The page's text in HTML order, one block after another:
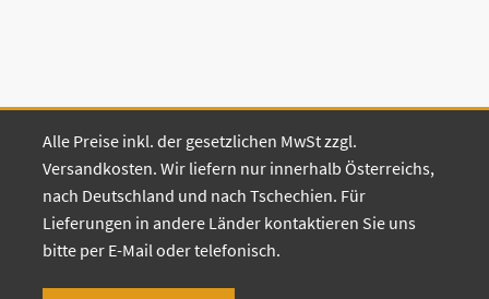
Alle Preise inkl. der gesetzlichen MwSt zzgl.
Versandkosten. Wir liefern nur innerhalb Österreichs,
nach Deutschland und nach Tschechien. Für
Lieferungen in andere Länder kontaktieren Sie uns
bitte per E-Mail oder telefonisch.